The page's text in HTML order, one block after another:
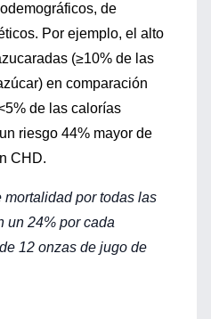
de
Por ejemplo, el alto
(≥10% de las
en comparación
de las calorías
riesgo 44% mayor de
CHD.
por todas las
un 24% por cada
12 onzas de jugo de